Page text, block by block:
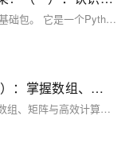
Numpy是什么？ numpy是Python中科学计算的基础包。 它是一个Python库，提供多维数组对象、各种派生对象(例如掩码数组和矩阵)以及用于对数组进行快速操作的各种方法，包括数学、逻辑、形状操作、排序、选择、I/0 、离散傅里叶变换、基本线性代数、基本统计运算、随机模拟等等。 Numpy能做什么？ numpy的部分功能如下: ndarray，一个具有矢量算术运算和复杂广播能力的快速且节省空间的多维数组 用于对整组数据进行快速运算的标准数学函数(无需编写循环)。 用于读写磁盘数据的工具以及用于操作内存映射文件的工具。 线性代数、随机数生成以及傅里叶变换功能。 用于集成由C、C++
【Python篇】NumPy完整指南（上篇）：掌握数组、矩阵与高效计算的核心技巧2
【Python篇】NumPy完整指南（上篇）：掌握数组、矩阵与高效计算的核心技巧